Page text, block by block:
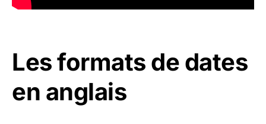
Les formats de dates
en anglais